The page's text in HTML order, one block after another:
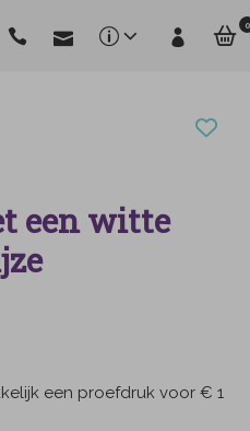
0
een witte
een proefdruk voor € 1